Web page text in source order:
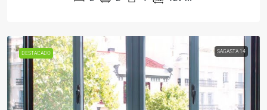
DESTACADO SAGASTA 14